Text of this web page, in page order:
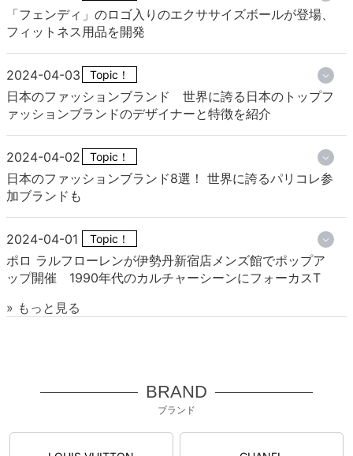
「フェンディ」のロゴ入りのエクササイズボールが登場、
フィットネス用品を開発
2024-04-03 Topic！
日本のファッションブランド 世界に誇る日本のトップフ
ァッションブランドのデザイナーと特徴を紹介
2024-04-02 Topic！
日本のファッションブランド8選！ 世界に誇るパリコレ参
加ブランドも
2024-04-01 Topic！
ポロ ラルフローレンが伊勢丹新宿店メンズ館でポップア
ップ開催 1990年代のカルチャーシーンにフォーカスT
» もっと見る
BRAND
ブランド